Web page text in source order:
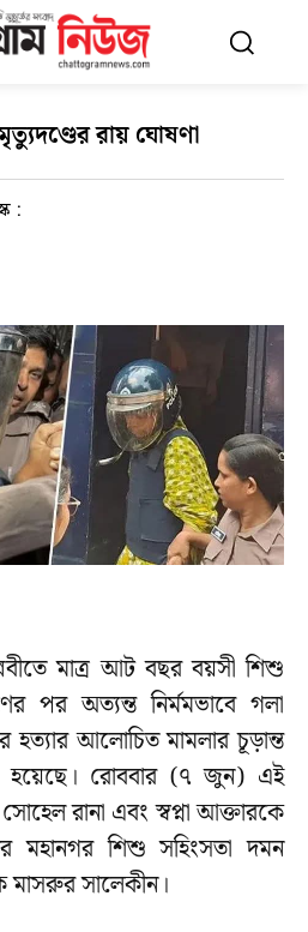
রায় ঘোষণা
:
মাত্র আট বছর বয়সী শিশু
পর অত্যন্ত নির্মমভাবে গলা
আলোচিত মামলার চূড়ান্ত
রোববার (৭ জুন) এই
রানা এবং স্বপ্না আক্তারকে
মহানগর শিশু সহিংসতা দমন
মাসরুর সালেকীন।